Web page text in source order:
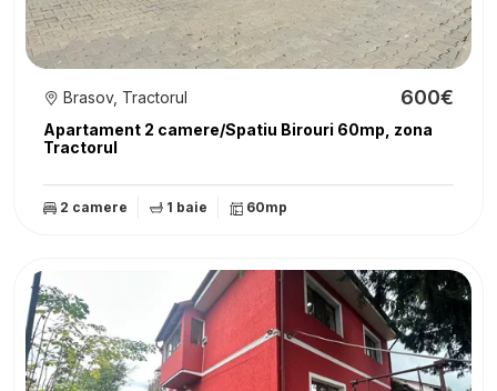
Apartament 2 camere/Spatiu Birouri 60mp, zona
Tractorul
Brasov, Tractorul 600€
2 camere 1 baie 60mp